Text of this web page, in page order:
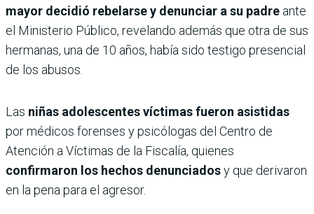
mayor decidió rebelarse y denunciar a su padre ante
el Ministerio Público, revelando además que otra de sus
hermanas, una de 10 años, había sido testigo presencial
de los abusos.
Las niñas adolescentes víctimas fueron asistidas
por médicos forenses y psicólogas del Centro de
Atención a Víctimas de la Fiscalía, quienes
confirmaron los hechos denunciadosy que derivaron
en la pena para el agresor.